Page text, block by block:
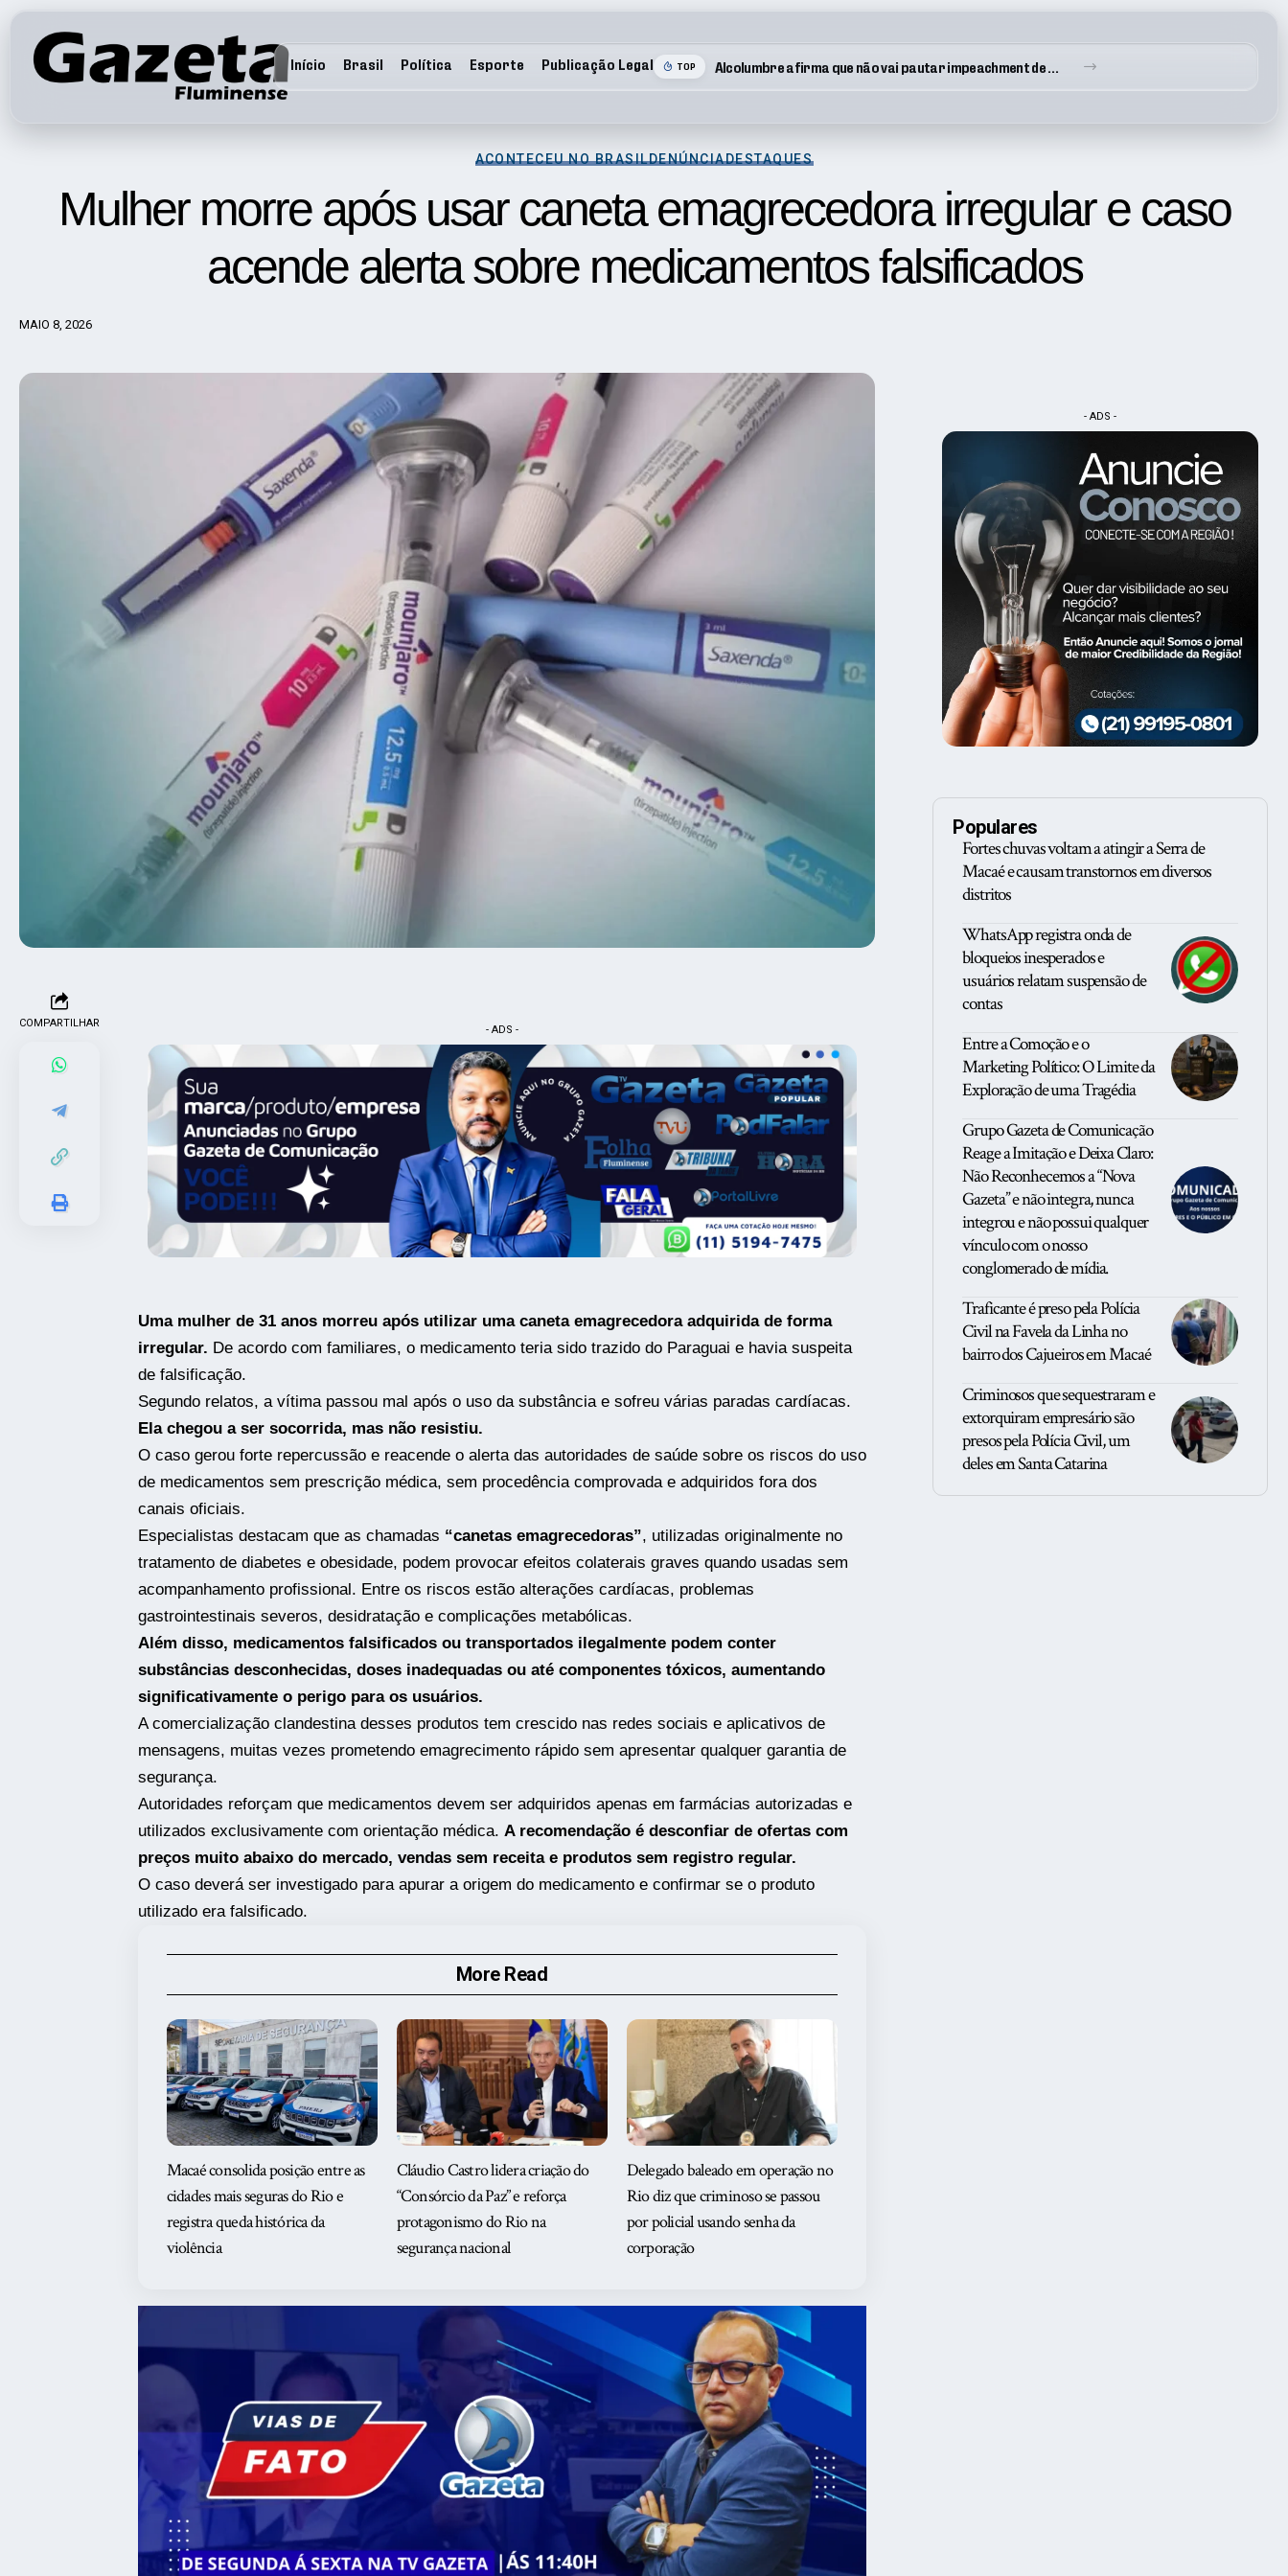
Início Brasil Política Esporte Publicação Legal TOP
ACONTECEU NO BRASILDENÚNCIADESTAQUES
Mulher morre após usar caneta emagrecedora irregular e caso
acende alerta sobre medicamentos falsificados
MAIO 8, 2026
COMPARTILHAR
- ADS -
Uma mulher de 31 anos morreu após utilizar uma caneta emagrecedora adquirida de forma
irregular. De acordo com familiares, o medicamento teria sido trazido do Paraguai e havia suspeita
de falsificação.
Segundo relatos, a vítima passou mal após o uso da substância e sofreu várias paradas cardíacas.
Ela chegou a ser socorrida, mas não resistiu.
O caso gerou forte repercussão e reacende o alerta das autoridades de saúde sobre os riscos do uso
de medicamentos sem prescrição médica, sem procedência comprovada e adquiridos fora dos
canais oficiais.
Especialistas destacam que as chamadas “canetas emagrecedoras”, utilizadas originalmente no
tratamento de diabetes e obesidade, podem provocar efeitos colaterais graves quando usadas sem
acompanhamento profissional. Entre os riscos estão alterações cardíacas, problemas
gastrointestinais severos, desidratação e complicações metabólicas.
Além disso, medicamentos falsificados ou transportados ilegalmente podem conter
substâncias desconhecidas, doses inadequadas ou até componentes tóxicos, aumentando
significativamente o perigo para os usuários.
A comercialização clandestina desses produtos tem crescido nas redes sociais e aplicativos de
mensagens, muitas vezes prometendo emagrecimento rápido sem apresentar qualquer garantia de
segurança.
Autoridades reforçam que medicamentos devem ser adquiridos apenas em farmácias autorizadas e
utilizados exclusivamente com orientação médica. A recomendação é desconfiar de ofertas com
preços muito abaixo do mercado, vendas sem receita e produtos sem registro regular.
O caso deverá ser investigado para apurar a origem do medicamento e confirmar se o produto
utilizado era falsificado.
More Read
Macaé consolida posição entre as
cidades mais seguras do Rio e
registra queda histórica da
violência
Cláudio Castro lidera criação do
“Consórcio da Paz” e reforça
protagonismo do Rio na
segurança nacional
Delegado baleado em operação no
Rio diz que criminoso se passou
por policial usando senha da
corporação
- ADS -
Populares
Fortes chuvas voltam a atingir a Serra de
Macaé e causam transtornos em diversos
distritos
WhatsApp registra onda de
bloqueios inesperados e
usuários relatam suspensão de
contas
Entre a Comoção e o
Marketing Político: O Limite da
Exploração de uma Tragédia
Grupo Gazeta de Comunicação
Reage a Imitação e Deixa Claro:
Não Reconhecemos a “Nova
Gazeta” e não integra, nunca
integrou e não possui qualquer
vínculo com o nosso
conglomerado de mídia.
Traficante é preso pela Polícia
Civil na Favela da Linha no
bairro dos Cajueiros em Macaé
Criminosos que sequestraram e
extorquiram empresário são
presos pela Polícia Civil, um
deles em Santa Catarina